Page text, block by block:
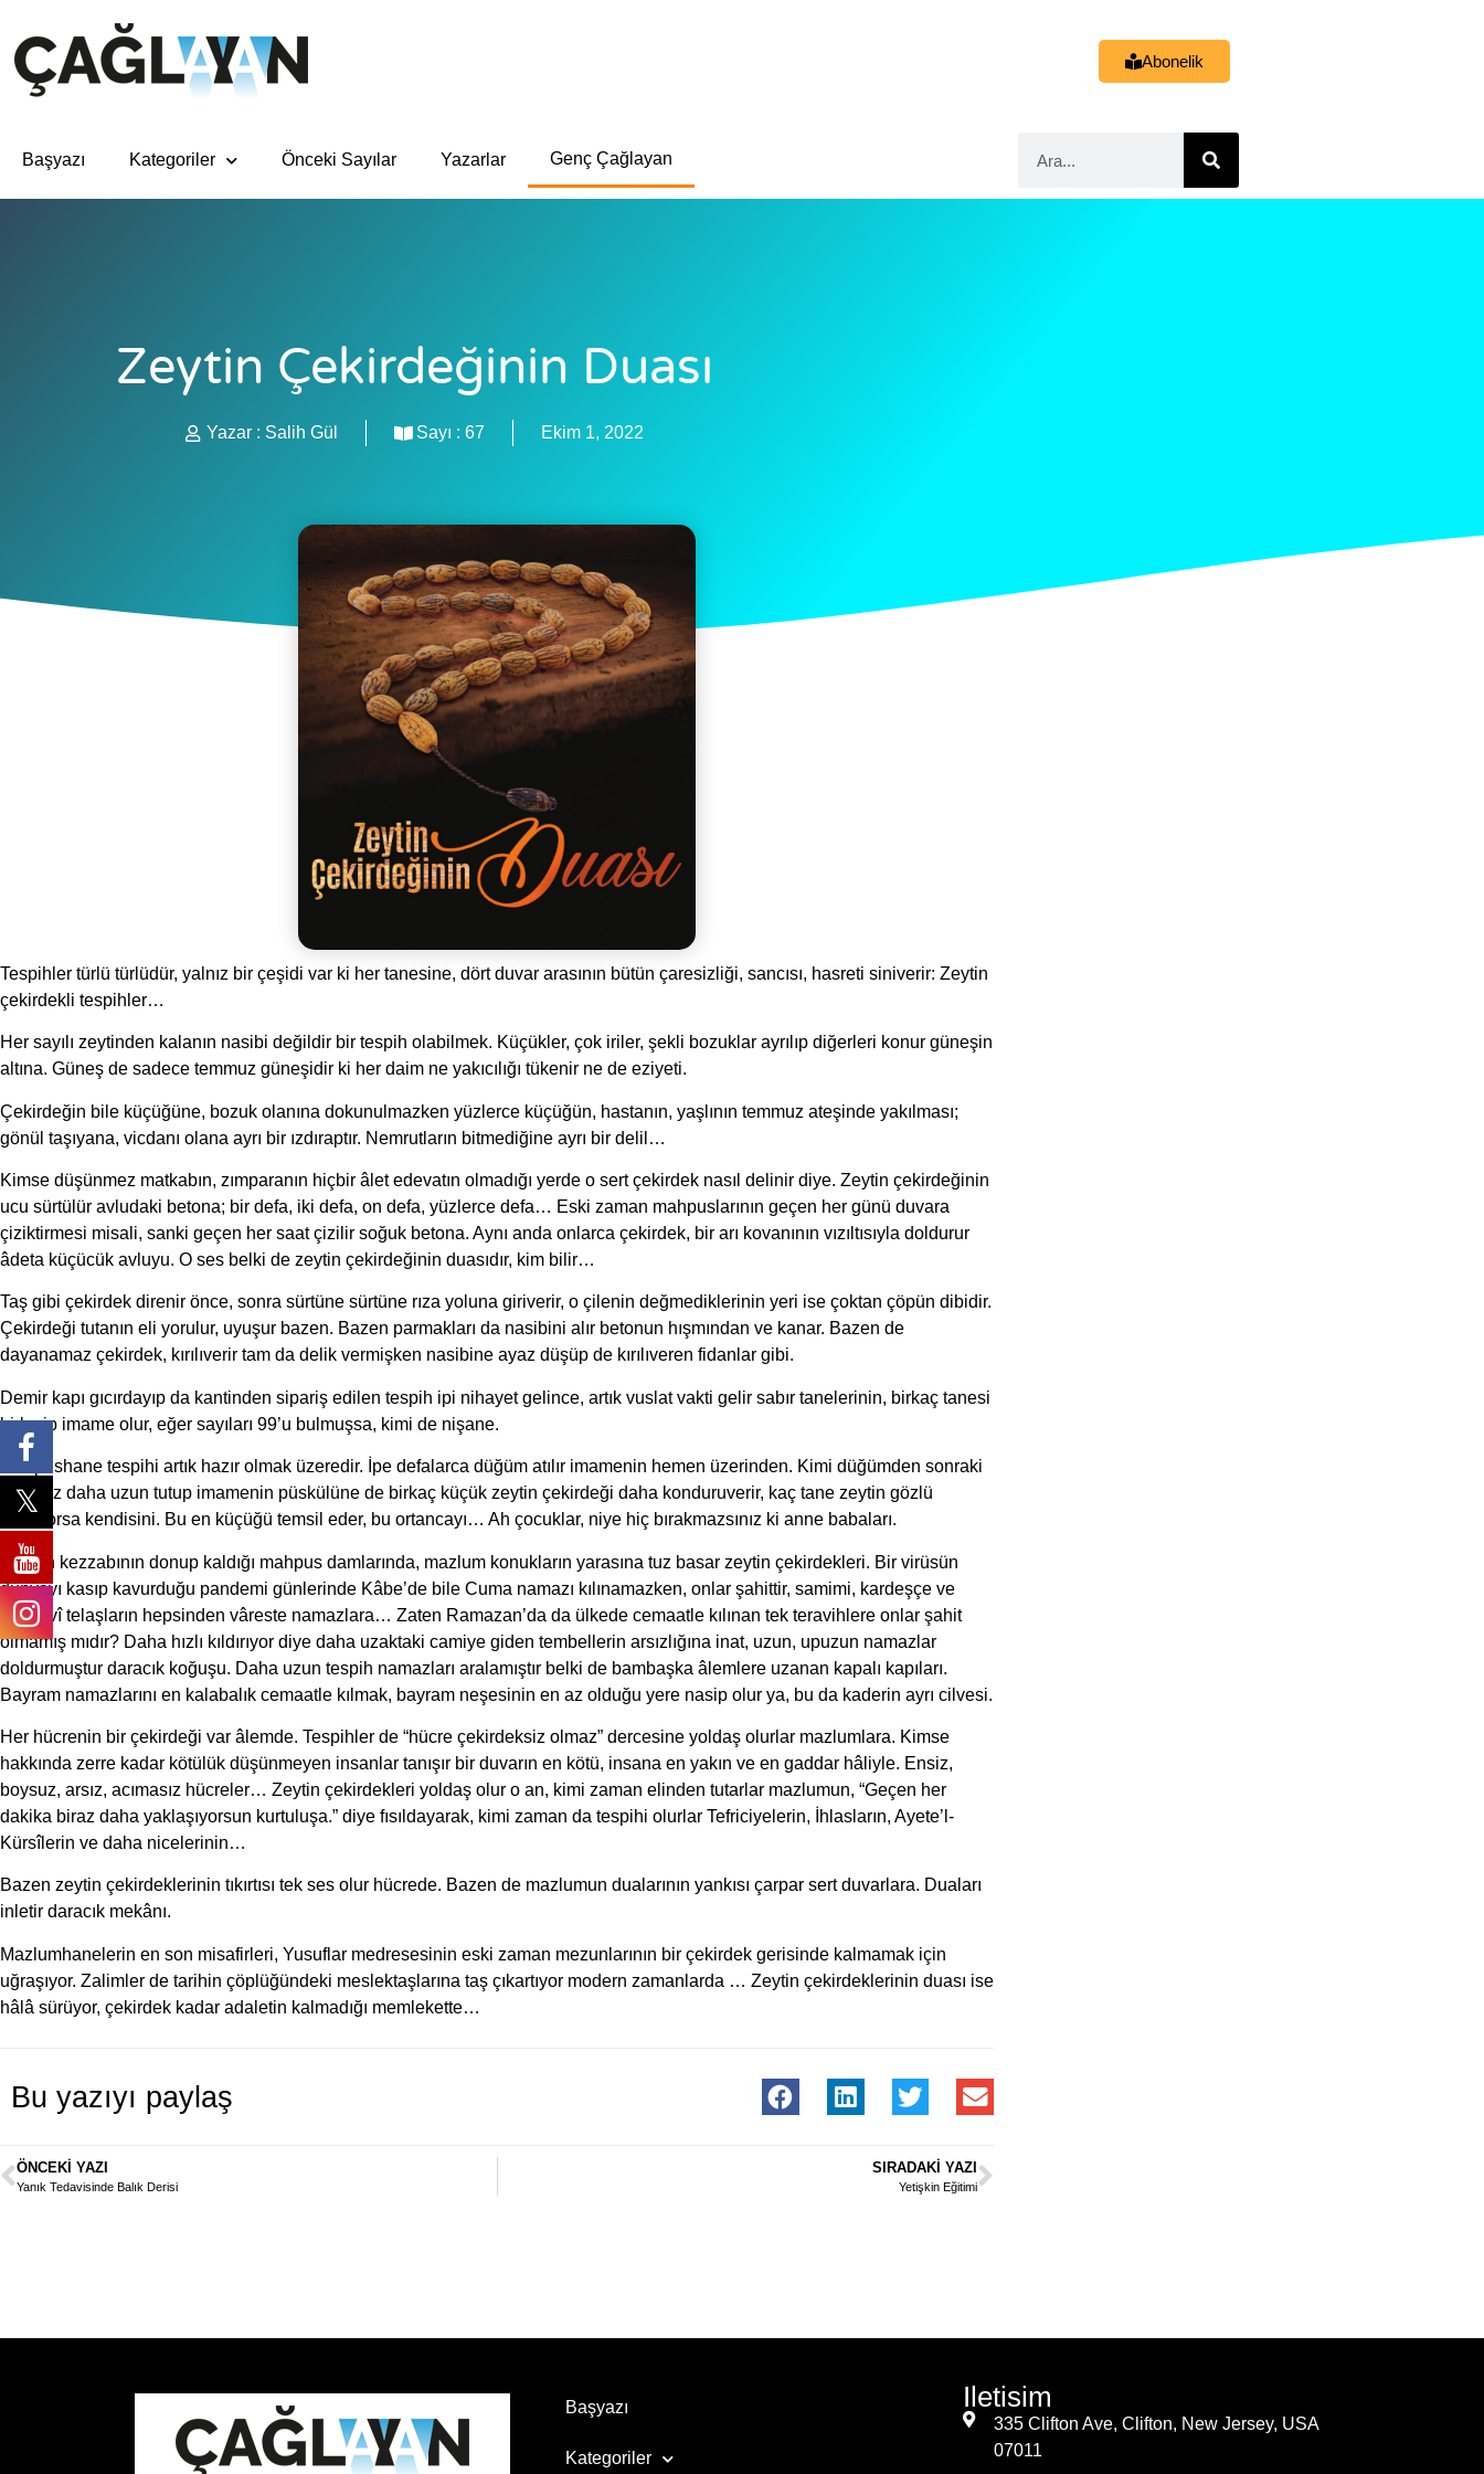
Abonelik
Başyazı Kategoriler Önceki Sayılar Yazarlar Genç Çağlayan
Zeytin Çekirdeğinin Duası
Yazar : Salih Gül Sayı : 67 Ekim 1, 2022
Tespihler türlü türlüdür, yalnız bir çeşidi var ki her tanesine, dört duvar arasının bütün çaresizliği, sancısı, hasreti siniverir: Zeytin
çekirdekli tespihler…
Her sayılı zeytinden kalanın nasibi değildir bir tespih olabilmek. Küçükler, çok iriler, şekli bozuklar ayrılıp diğerleri konur güneşin
altına. Güneş de sadece temmuz güneşidir ki her daim ne yakıcılığı tükenir ne de eziyeti.
Çekirdeğin bile küçüğüne, bozuk olanına dokunulmazken yüzlerce küçüğün, hastanın, yaşlının temmuz ateşinde yakılması;
gönül taşıyana, vicdanı olana ayrı bir ızdıraptır. Nemrutların bitmediğine ayrı bir delil…
Kimse düşünmez matkabın, zımparanın hiçbir âlet edevatın olmadığı yerde o sert çekirdek nasıl delinir diye. Zeytin çekirdeğinin
ucu sürtülür avludaki betona; bir defa, iki defa, on defa, yüzlerce defa… Eski zaman mahpuslarının geçen her günü duvara
çiziktirmesi misali, sanki geçen her saat çizilir soğuk betona. Aynı anda onlarca çekirdek, bir arı kovanının vızıltısıyla doldurur
âdeta küçücük avluyu. O ses belki de zeytin çekirdeğinin duasıdır, kim bilir…
Taş gibi çekirdek direnir önce, sonra sürtüne sürtüne rıza yoluna giriverir, o çilenin değmediklerinin yeri ise çoktan çöpün dibidir.
Çekirdeği tutanın eli yorulur, uyuşur bazen. Bazen parmakları da nasibini alır betonun hışmından ve kanar. Bazen de
dayanamaz çekirdek, kırılıverir tam da delik vermişken nasibine ayaz düşüp de kırılıveren fidanlar gibi.
Demir kapı gıcırdayıp da kantinden sipariş edilen tespih ipi nihayet gelince, artık vuslat vakti gelir sabır tanelerinin, birkaç tanesi
birleşip imame olur, eğer sayıları 99’u bulmuşsa, kimi de nişane.
Mahpushane tespihi artık hazır olmak üzeredir. İpe defalarca düğüm atılır imamenin hemen üzerinden. Kimi düğümden sonraki
ipi biraz daha uzun tutup imamenin püskülüne de birkaç küçük zeytin çekirdeği daha konduruverir, kaç tane zeytin gözlü
bekliyorsa kendisini. Bu en küçüğü temsil eder, bu ortancayı… Ah çocuklar, niye hiç bırakmazsınız ki anne babaları.
Zaman kezzabının donup kaldığı mahpus damlarında, mazlum konukların yarasına tuz basar zeytin çekirdekleri. Bir virüsün
dünyayı kasıp kavurduğu pandemi günlerinde Kâbe’de bile Cuma namazı kılınamazken, onlar şahittir, samimi, kardeşçe ve
dünyevî telaşların hepsinden vâreste namazlara… Zaten Ramazan’da da ülkede cemaatle kılınan tek teravihlere onlar şahit
olmamış mıdır? Daha hızlı kıldırıyor diye daha uzaktaki camiye giden tembellerin arsızlığına inat, uzun, upuzun namazlar
doldurmuştur daracık koğuşu. Daha uzun tespih namazları aralamıştır belki de bambaşka âlemlere uzanan kapalı kapıları.
Bayram namazlarını en kalabalık cemaatle kılmak, bayram neşesinin en az olduğu yere nasip olur ya, bu da kaderin ayrı cilvesi.
Her hücrenin bir çekirdeği var âlemde. Tespihler de “hücre çekirdeksiz olmaz” dercesine yoldaş olurlar mazlumlara. Kimse
hakkında zerre kadar kötülük düşünmeyen insanlar tanışır bir duvarın en kötü, insana en yakın ve en gaddar hâliyle. Ensiz,
boysuz, arsız, acımasız hücreler… Zeytin çekirdekleri yoldaş olur o an, kimi zaman elinden tutarlar mazlumun, “Geçen her
dakika biraz daha yaklaşıyorsun kurtuluşa.” diye fısıldayarak, kimi zaman da tespihi olurlar Tefriciyelerin, İhlasların, Ayete’l-
Kürsîlerin ve daha nicelerinin…
Bazen zeytin çekirdeklerinin tıkırtısı tek ses olur hücrede. Bazen de mazlumun dualarının yankısı çarpar sert duvarlara. Duaları
inletir daracık mekânı.
Mazlumhanelerin en son misafirleri, Yusuflar medresesinin eski zaman mezunlarının bir çekirdek gerisinde kalmamak için
uğraşıyor. Zalimler de tarihin çöplüğündeki meslektaşlarına taş çıkartıyor modern zamanlarda … Zeytin çekirdeklerinin duası ise
hâlâ sürüyor, çekirdek kadar adaletin kalmadığı memlekette…
Bu yazıyı paylaş
ÖNCEKI YAZI
Yanık Tedavisinde Balık Derisi
SIRADAKI YAZI
Yetişkin Eğitimi
Başyazı
Kategoriler
Iletisim
335 Clifton Ave, Clifton, New Jersey, USA
07011